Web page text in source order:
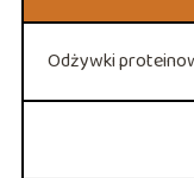
Odżywki